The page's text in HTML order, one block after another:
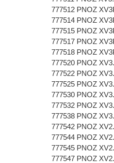
777512 PNOZ
777514 PNOZ
777515 PNOZ
777517 PNOZ
777518 PNOZ
777520 PNOZ
777522 PNOZ
777525 PNOZ
777530 PNOZ
777532 PNOZ
777538 PNOZ
777542 PNOZ
777544 PNOZ
777545 PNOZ
777547 PNOZ